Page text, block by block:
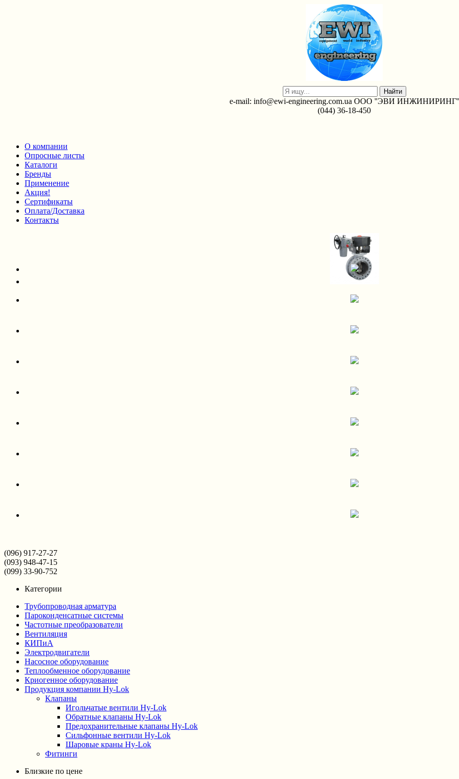
e-mail: info@ewi-engineering.com.ua ООО ''ЭВИ ИНЖИНИРИНГ''
(044) 36-18-450
О компании
Опросные листы
Каталоги
Бренды
Применение
Акция!
Сертификаты
Оплата/Доставка
Контакты
(096) 917-27-27
(093) 948-47-15
(099) 33-90-752
Категории
Трубопроводная арматура
Пароконденсатные системы
Частотные преобразователи
Вентиляция
КИПиА
Электродвигатели
Насосное оборудование
Теплообменное оборудование
Криогенное оборудование
Продукция компании Hy-Lok
Клапаны
Игольчатые вентили Hy-Lok
Обратные клапаны Hy-Lok
Предохранительные клапаны Hy-Lok
Сильфонные вентили Hy-Lok
Шаровые краны Hy-Lok
Фитинги
Близкие по цене